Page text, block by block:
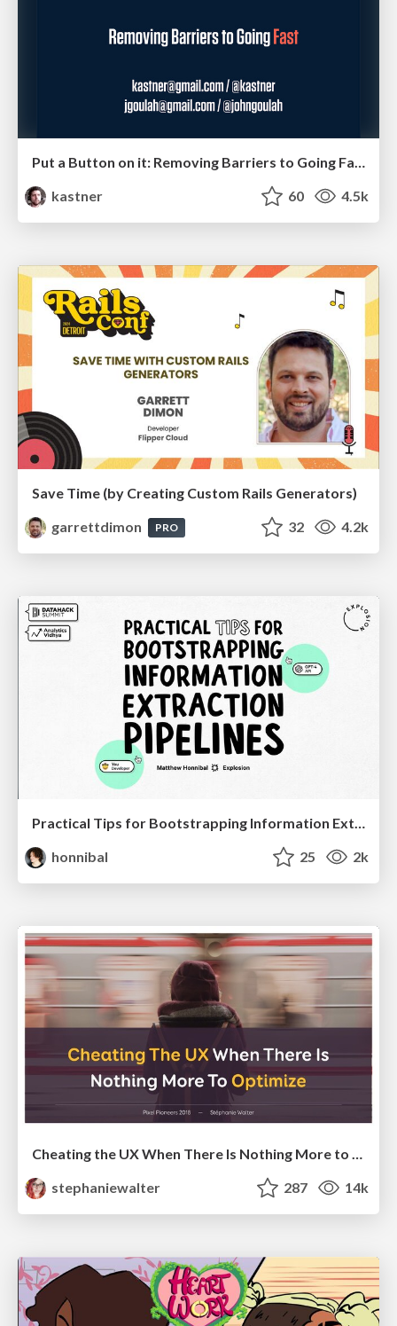
Put a Button on it: Removing Barriers to Going Fast.
kastner
60 4.5k
Save Time (by Creating Custom Rails Generators)
garrettdimon
PRO 32 4.2k
Practical Tips for Bootstrapping Information Extraction Pipelines
honnibal
25 2k
stephaniewalter
287 14k